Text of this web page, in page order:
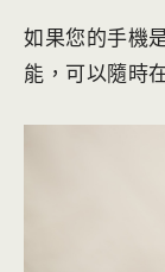
如果您的手機
能，可以隨時